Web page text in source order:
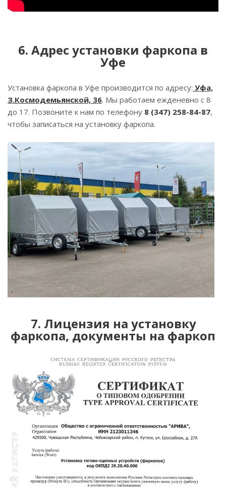
6. Адрес установки фаркопа в
Уфе
Установка фаркопа в Уфе производится по адресу: Уфа,
З.Космодемьянской, 36. Мы работаем ежденевно с 8
до 17. Позвоните к нам по телефону 8 (347) 258-84-87,
чтобы записаться на установку фаркопа.
7. Лицензия на установку
фаркопа, документы на фаркоп